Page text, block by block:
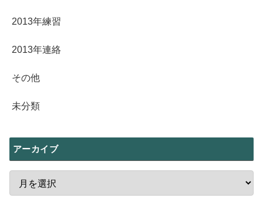
2013年練習
2013年連絡
その他
未分類
アーカイブ